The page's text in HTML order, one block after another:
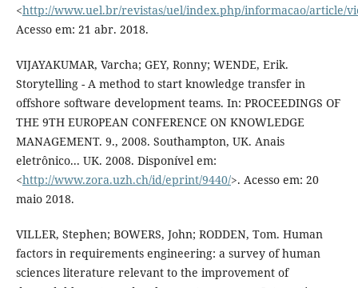
<http://www.uel.br/revistas/uel/index.php/informacao/article/
Acesso em: 21 abr. 2018.
VIJAYAKUMAR, Varcha; GEY, Ronny; WENDE, Erik.
Storytelling - A method to start knowledge transfer in
offshore software development teams. In: PROCEEDINGS OF
THE 9TH EUROPEAN CONFERENCE ON KNOWLEDGE
MANAGEMENT. 9., 2008. Southampton, UK. Anais
eletrônico... UK. 2008. Disponível em:
<http://www.zora.uzh.ch/id/eprint/9440/>. Acesso em: 20
maio 2018.
VILLER, Stephen; BOWERS, John; RODDEN, Tom. Human
factors in requirements engineering: a survey of human
sciences literature relevant to the improvement of